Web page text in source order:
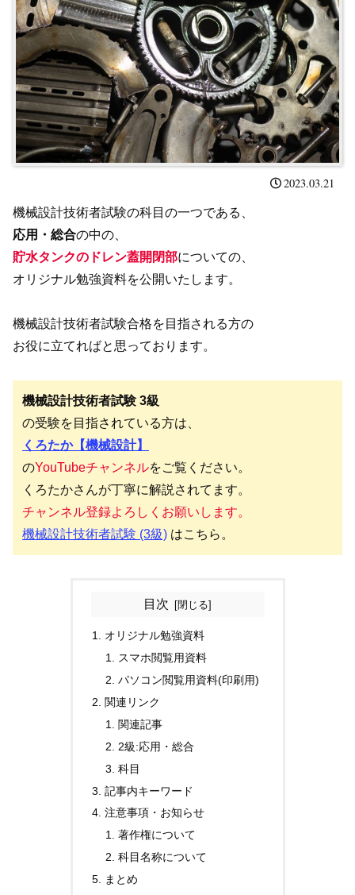
2023.03.21
機械設計技術者試験の科目の一つである、
応用・総合の中の、
貯水タンクのドレン蓋開閉部についての、
オリジナル勉強資料を公開いたします。
機械設計技術者試験合格を目指される方の
お役に立てればと思っております。
機械設計技術者試験 3級
の受験を目指されている方は、
くろたか【機械設計】
のYouTubeチャンネルをご覧ください。
くろたかさんが丁寧に解説されてます。
チャンネル登録よろしくお願いします。
機械設計技術者試験 (3級) はこちら。
目次
オリジナル勉強資料
スマホ閲覧用資料
パソコン閲覧用資料(印刷用)
関連リンク
関連記事
2級:応用・総合
科目
記事内キーワード
注意事項・お知らせ
著作権について
科目名称について
まとめ